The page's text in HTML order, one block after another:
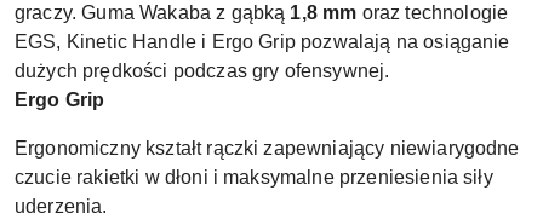
graczy. Guma Wakaba z gąbką 1,8 mm oraz technologie
EGS, Kinetic Handle i Ergo Grip pozwalają na osiąganie
dużych prędkości podczas gry ofensywnej.
Ergo Grip
Ergonomiczny kształt rączki zapewniający niewiarygodne
czucie rakietki w dłoni i maksymalne przeniesienia siły
uderzenia.